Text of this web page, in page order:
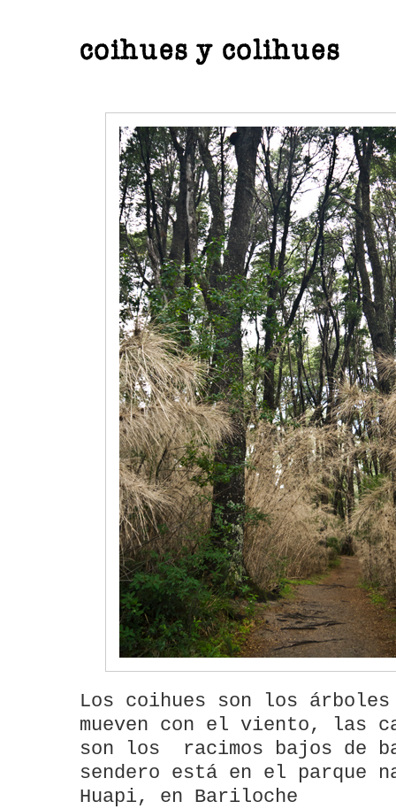
coihues y colihues
Los coihues son los
mueven con el viento, las
son los racimos bajos de
sendero está en el parque
Huapi, en Bariloche